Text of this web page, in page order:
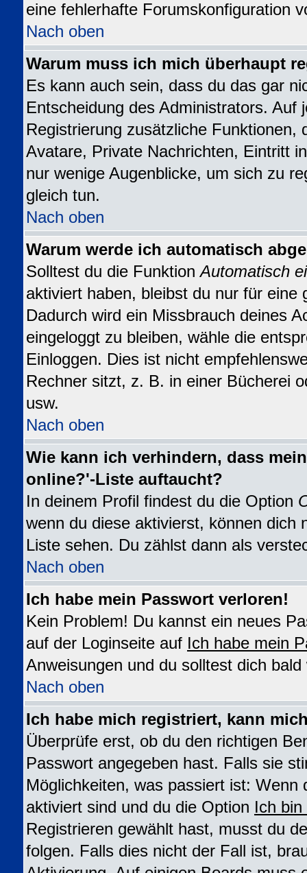
eine fehlerhafte Forumskonfiguration
Nach oben
Warum muss ich mich überhaupt
Es kann auch sein, dass du das gar
Entscheidung des Administrators. Auf
Registrierung zusätzliche Funktionen,
Avatare, Private Nachrichten, Eintritt
nur wenige Augenblicke, um sich zu
gleich tun.
Nach oben
Warum werde ich automatisch
Solltest du die FunktionAutomatisch
aktiviert haben, bleibst du nur für eine
Dadurch wird ein Missbrauch deines
eingeloggt zu bleiben, wähle die
Einloggen. Dies ist nicht
Rechner sitzt, z. B. in einer Bücherei
usw.
Nach oben
Wie kann ich verhindern, dass
online?'-Liste auftaucht?
In deinem Profil findest du die Option
wenn du diese aktivierst, können dich
Liste sehen. Du zählst dann als
Nach oben
Ich habe mein Passwort verloren!
Kein Problem! Du kannst ein neues
auf der Loginseite auf Ich habe mein
Anweisungen und du solltest dich
Nach oben
Ich habe mich registriert, kann
Überprüfe erst, ob du den richtigen
Passwort angegeben hast. Falls sie
Möglichkeiten, was passiert ist: Wenn
aktiviert sind und du die Option Ich
Registrieren gewählt hast, musst du
folgen. Falls dies nicht der Fall ist,